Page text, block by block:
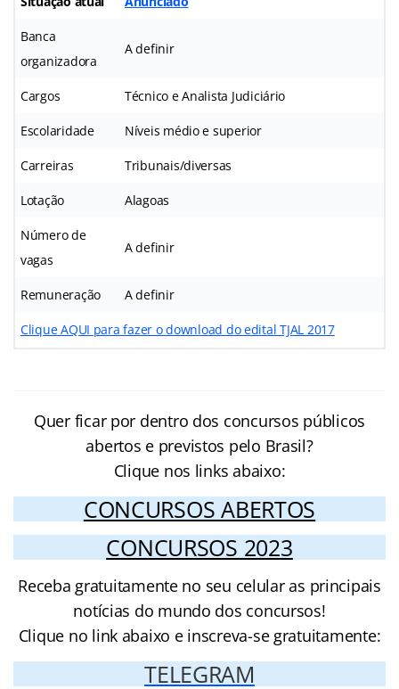
Banca
organizadora
A definir
Cargos Técnico e Analista Judiciário
Escolaridade Níveis médio e superior
Carreiras Tribunais/diversas
Lotação Alagoas
Número de
vagas
A definir
Remuneração A definir
Clique AQUI para fazer o download do edital TJAL 2017
Quer ficar por dentro dos concursos públicos
abertos e previstos pelo Brasil?
Clique nos links abaixo:
CONCURSOS ABERTOS
CONCURSOS 2023
Receba gratuitamente no seu celular as principais
notícias do mundo dos concursos!
Clique no link abaixo e inscreva-se gratuitamente:
TELEGRAM